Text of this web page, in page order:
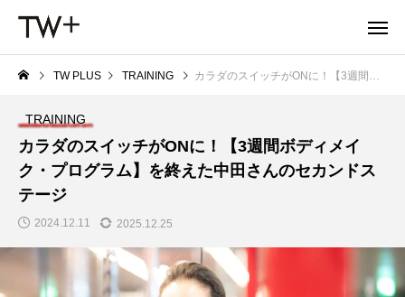
TW PLUS TRAINING カラダのスイッチがONに！【3週間ボディメイク・プログラム】を終えた中田さんのセカンドステージ
TRAINING
カラダのスイッチがONに！【3週間ボディメイ
ク・プログラム】を終えた中田さんのセカンドス
テージ
2024.12.11 2025.12.25